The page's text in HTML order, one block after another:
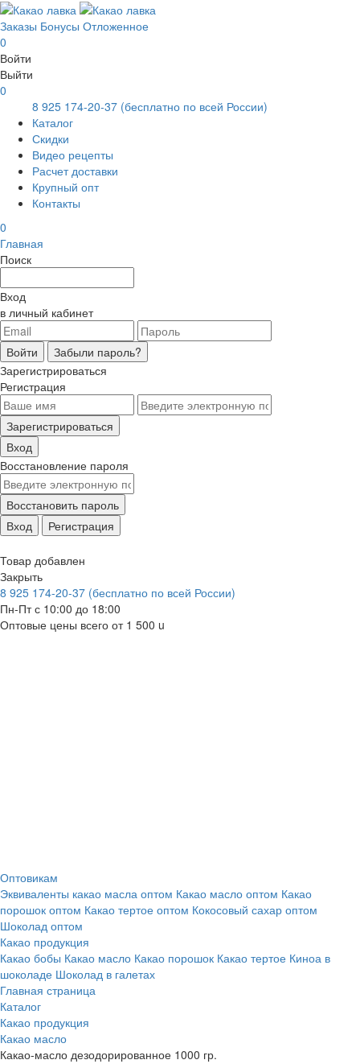
Заказы Бонусы Отложенное
0
Войти
Выйти
0
8 925 174-20-37 (бесплатно по всей России)
Каталог
Скидки
Видео рецепты
Расчет доставки
Крупный опт
Контакты
0
Главная
Поиск
Вход
в личный кабинет
Войти
Забыли пароль?
Зарегистрироваться
Регистрация
Зарегистрироваться
Вход
Восстановление пароля
Восстановить пароль
Вход
Регистрация
Товар добавлен
Закрыть
8 925 174-20-37 (бесплатно по всей России)
Пн-Пт с 10:00 до 18:00
Оптовые цены всего от 1 500 u
Оптовикам
Эквиваленты какао масла оптом Какао масло оптом Какао
порошок оптом Какао тертое оптом Кокосовый сахар оптом
Шоколад оптом
Какао продукция
Какао бобы Какао масло Какао порошок Какао тертое Киноа в
шоколаде Шоколад в галетах
Главная страница
Каталог
Какао продукция
Какао масло
Какао-масло дезодорированное 1000 гр.